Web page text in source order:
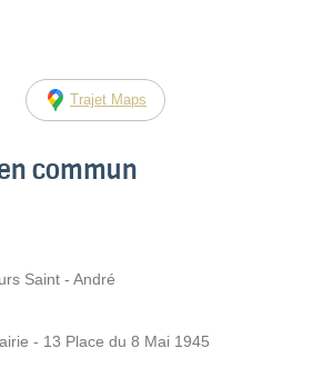
Trajet Maps
commun
Saint - André
- 13 Place du 8 Mai 1945